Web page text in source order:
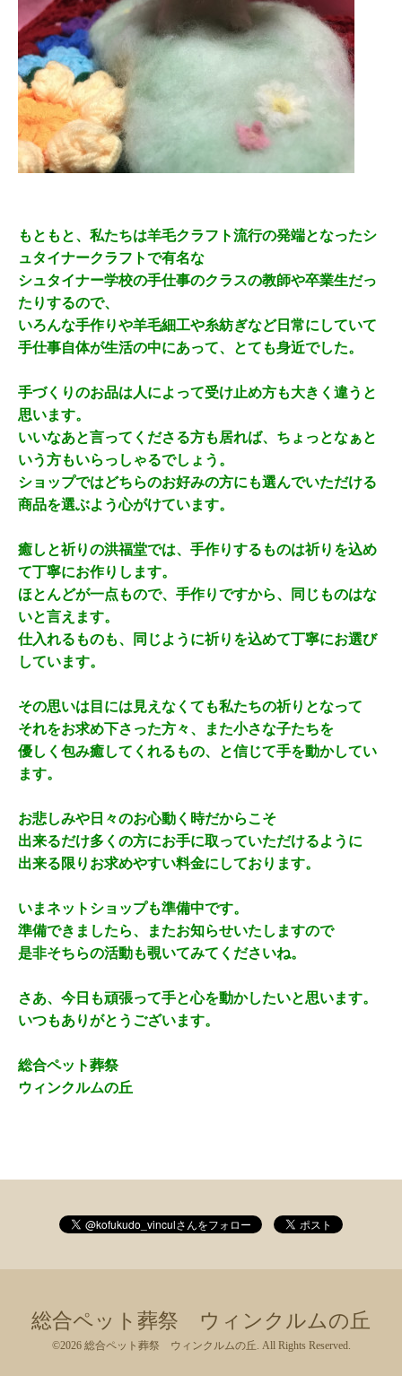
もともと、私たちは羊毛クラフト流行の発端となったシ
ュタイナークラフトで有名な
シュタイナー学校の手仕事のクラスの教師や卒業生だっ
たりするので、
いろんな手作りや羊毛細工や糸紡ぎなど日常にしていて
手仕事自体が生活の中にあって、とても身近でした。
手づくりのお品は人によって受け止め方も大きく違うと
思います。
いいなあと言ってくださる方も居れば、ちょっとなぁと
いう方もいらっしゃるでしょう。
ショップではどちらのお好みの方にも選んでいただける
商品を選ぶよう心がけています。
癒しと祈りの洪福堂では、手作りするものは祈りを込め
て丁寧にお作りします。
ほとんどが一点もので、手作りですから、同じものはな
いと言えます。
仕入れるものも、同じように祈りを込めて丁寧にお選び
しています。
その思いは目には見えなくても私たちの祈りとなって
それをお求め下さった方々、また小さな子たちを
優しく包み癒してくれるもの、と信じて手を動かしてい
ます。
お悲しみや日々のお心動く時だからこそ
出来るだけ多くの方にお手に取っていただけるように
出来る限りお求めやすい料金にしております。
いまネットショップも準備中です。
準備できましたら、またお知らせいたしますので
是非そちらの活動も覗いてみてくださいね。
さあ、今日も頑張って手と心を動かしたいと思います。
いつもありがとうございます。
総合ペット葬祭
ウィンクルムの丘
総合ペット葬祭 ウィンクルムの丘
©2026 総合ペット葬祭 ウィンクルムの丘 . All Rights Reserved.